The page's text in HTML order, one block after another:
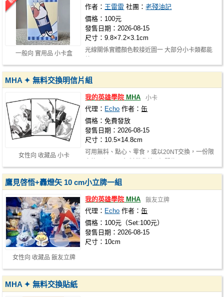
一般向 實用品 小卡盒
作者： 王雷雷 社團：老殘油記
價格：100元
發售日期：2026-08-15
尺寸：9.8×7.2×3.1cm
光線關係實體顏色較接近圖一 大部分小卡類都能
女性向 收藏品 小卡
MHA ✦ 無料交換明信片組
我的英雄學院 MHA 小卡
代理： Echo 作者：缶
價格：免費發放
發售日期：2026-08-15
尺寸：10.5×14.8cm
可用無料、點心、零食，或以20NT交換，一份限
女性向 收藏品 飯友立牌
鷹見啓悟+轟燈矢 10 cm小立牌一組
我的英雄學院 MHA 飯友立牌
代理： Echo 作者：缶
價格：100元（Set:100元）
發售日期：2026-08-15
尺寸：10cm
MHA ✦ 無料交換貼紙